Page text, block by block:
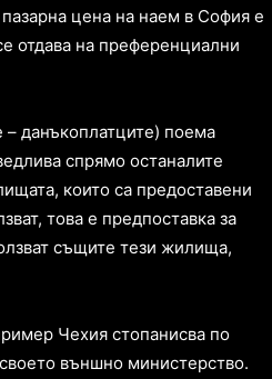
цена на наем в София е
отдава на преференциални
– данъкоплатците) поема
спрямо останалите
които са предоставени
това е предпоставка за
същите тези жилища,
Чехия стопанисва по
външно министерство.